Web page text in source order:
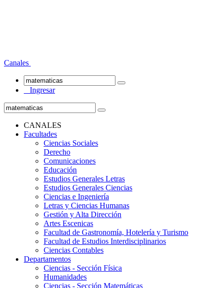
Canales
Ingresar
CANALES
Facultades
Ciencias Sociales
Derecho
Comunicaciones
Educación
Estudios Generales Letras
Estudios Generales Ciencias
Ciencias e Ingeniería
Letras y Ciencias Humanas
Gestión y Alta Dirección
Artes Escenicas
Facultad de Gastronomía, Hotelería y Turismo
Facultad de Estudios Interdisciplinarios
Ciencias Contables
Departamentos
Ciencias - Sección Física
Humanidades
Ciencias - Sección Matemáticas